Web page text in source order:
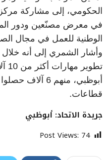
الحكومي، إلى مشاركة مركز
في معرض مصنّعين ودور
الوطنية للعمل في مجال
أبوظبي، منهم
قطاعات.
جريدة الاتحاد: أبوظبي
Post Views: 74